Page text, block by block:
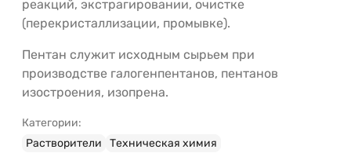
реакций, экстрагировании, очистке
(перекристаллизации, промывке).
Пентан служит исходным сырьем при
производстве галогенпентанов, пентанов
изостроения, изопрена.
Категории:
Растворители
Техническая химия